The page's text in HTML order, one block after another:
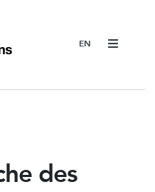
Menu
des